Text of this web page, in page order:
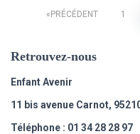
PRÉCÉDENT 1
Retrouvez-nous
Enfant Avenir
11 bis avenue Carnot,
Téléphone : 01 34 28 28 97